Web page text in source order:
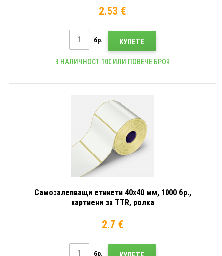
2.53 €
бр. КУПЕТЕ
В НАЛИЧНОСТ 100 ИЛИ ПОВЕЧЕ БРОЯ
Самозалепващи етикети 40x40 мм, 1000 бр.,
хартиени за TTR, ролка
2.7 €
бр.